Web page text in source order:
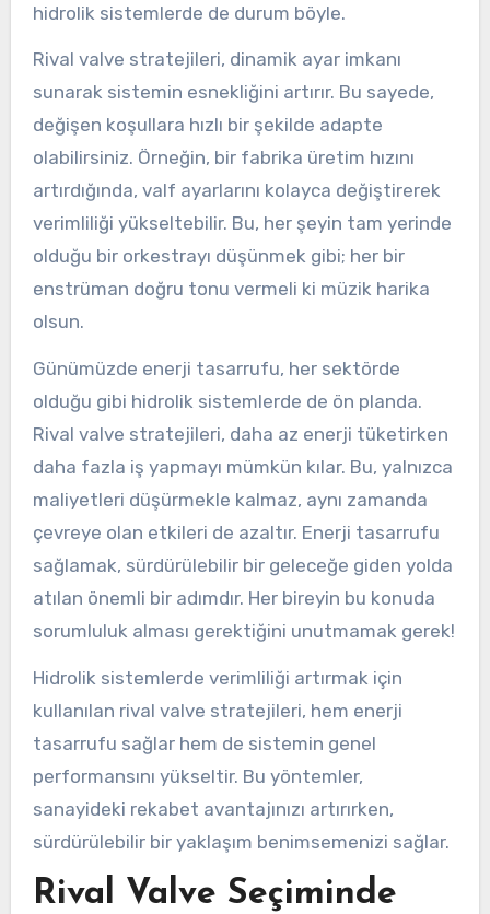
hidrolik sistemlerde de durum böyle.
Rival valve stratejileri, dinamik ayar imkanı
sunarak sistemin esnekliğini artırır. Bu sayede,
değişen koşullara hızlı bir şekilde adapte
olabilirsiniz. Örneğin, bir fabrika üretim hızını
artırdığında, valf ayarlarını kolayca değiştirerek
verimliliği yükseltebilir. Bu, her şeyin tam yerinde
olduğu bir orkestrayı düşünmek gibi; her bir
enstrüman doğru tonu vermeli ki müzik harika
olsun.
Günümüzde enerji tasarrufu, her sektörde
olduğu gibi hidrolik sistemlerde de ön planda.
Rival valve stratejileri, daha az enerji tüketirken
daha fazla iş yapmayı mümkün kılar. Bu, yalnızca
maliyetleri düşürmekle kalmaz, aynı zamanda
çevreye olan etkileri de azaltır. Enerji tasarrufu
sağlamak, sürdürülebilir bir geleceğe giden yolda
atılan önemli bir adımdır. Her bireyin bu konuda
sorumluluk alması gerektiğini unutmamak gerek!
Hidrolik sistemlerde verimliliği artırmak için
kullanılan rival valve stratejileri, hem enerji
tasarrufu sağlar hem de sistemin genel
performansını yükseltir. Bu yöntemler,
sanayideki rekabet avantajınızı artırırken,
sürdürülebilir bir yaklaşım benimsemenizi sağlar.
Rival Valve Seçiminde